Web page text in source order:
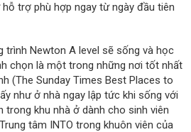
trợ phù hợp ngay từ ngày đầu tiên
trình Newton A level sẽ sống và học
chọn là một trong những nơi tốt nhất
(The Sunday Times Best Places to
như ở nhà ngay lập tức khi sống với
khu nhà ở dành cho sinh viên
tâm INTO trong khuôn viên của